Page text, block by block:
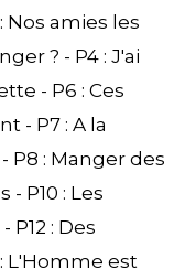
Nos amies les
? - P4 : J'ai
- P6 : Ces
- P7 : A la
: Manger des
P10 : Les
P12 : Des
L'Homme est